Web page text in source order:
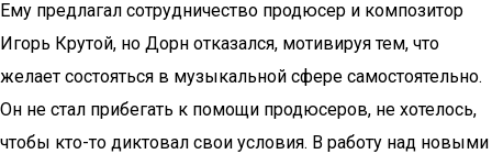
Ему предлагал сотрудничество продюсер и композитор
Игорь Крутой, но Дорн отказался, мотивируя тем, что
желает состояться в музыкальной сфере самостоятельно.
Он не стал прибегать к помощи продюсеров, не хотелось,
чтобы кто-то диктовал свои условия. В работу над новыми